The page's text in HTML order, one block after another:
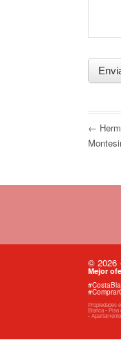
←
© 2026
Mejor
Propiedades
Blanca-Piso
-